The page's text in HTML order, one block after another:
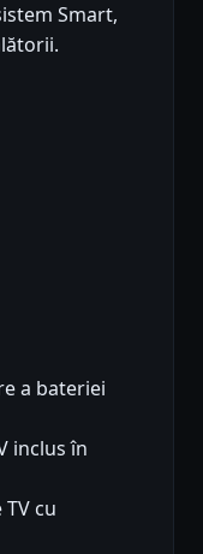
Smart,
a bateriei
inclus în
cu